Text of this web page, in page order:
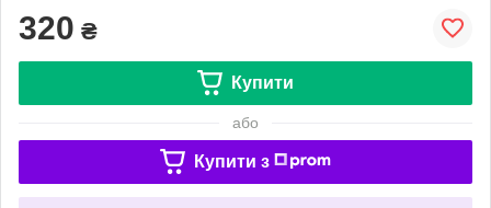
320 ₴
Купити
або
Купити з